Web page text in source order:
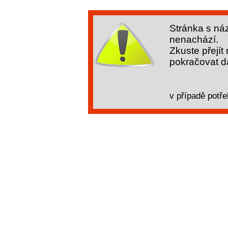
Stránka s
nenachází.
Zkuste přejít
pokračovat
v případě